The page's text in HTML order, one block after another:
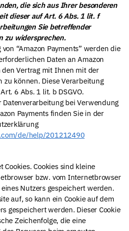
die sich aus Ihrer besonderen
dieser auf Art. 6 Abs. 1 lit. f
Sie betreffender
zu widersprechen.
“Amazon Payments” werden die
Daten an Amazon
Vertrag mit Ihnen mit der
können. Diese Verarbeitung
6 Abs. 1 lit. b DSGVO.
bei Verwendung
Payments finden Sie in der
de/help/201212490
Cookies. Cookies sind kleine
bzw. vom Internetbrowser
Nutzers gespeichert werden.
auf, so kann ein Cookie auf dem
gespeichert werden. Dieser Cookie
Zeichenfolge, die eine